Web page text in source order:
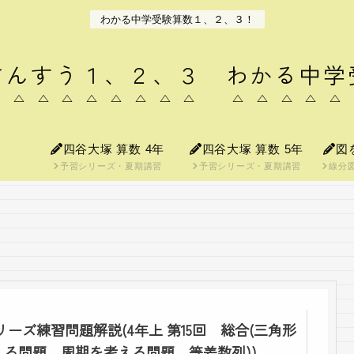
わかる中学受験算数１、２、３！
んすう１、２、３ わかる中学
四谷大塚 算数 4年
予習シリーズ・夏期講習
四谷大塚 算数 5年
予習シリーズ・夏期講習
図
線分
ーズ練習問題解説(4年上 第15回 総合(三角形